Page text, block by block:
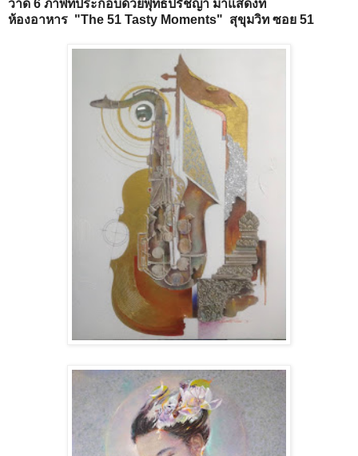
วาด 6 ภาพที่ประกอบด้วยพุทธปรัชญา มาแสดงที่
ห้องอาหาร "The 51 Tasty Moments" สุขุมวิท ซอย 51